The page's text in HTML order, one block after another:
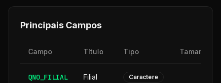
Principais Campos
Campo Título Tipo Tamanho
QN0_FILIAL Filial Caractere